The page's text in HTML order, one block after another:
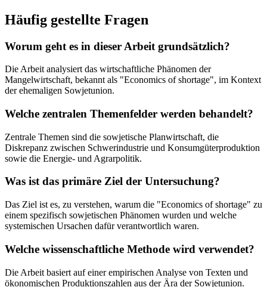
Häufig gestellte Fragen
Worum geht es in dieser Arbeit grundsätzlich?
Die Arbeit analysiert das wirtschaftliche Phänomen der
Mangelwirtschaft, bekannt als "Economics of shortage", im Kontext
der ehemaligen Sowjetunion.
Welche zentralen Themenfelder werden behandelt?
Zentrale Themen sind die sowjetische Planwirtschaft, die
Diskrepanz zwischen Schwerindustrie und Konsumgüterproduktion
sowie die Energie- und Agrarpolitik.
Was ist das primäre Ziel der Untersuchung?
Das Ziel ist es, zu verstehen, warum die "Economics of shortage" zu
einem spezifisch sowjetischen Phänomen wurden und welche
systemischen Ursachen dafür verantwortlich waren.
Welche wissenschaftliche Methode wird verwendet?
Die Arbeit basiert auf einer empirischen Analyse von Texten und
ökonomischen Produktionszahlen aus der Ära der Sowjetunion.